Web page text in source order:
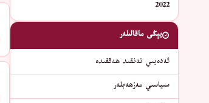
2022
يېڭى ماقالىلەر
ئەدەبىي تەنقىد ھەققىدە
سىياسىي مەزھەبلەر